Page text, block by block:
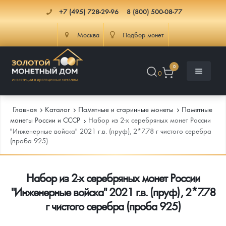
+7 (495) 728-29-96 8 (800) 500-08-77
Москва Подбор монет
0
0
Каталог
Инвестиционные монеты
Монеты Россия и СССР
Памятные и старинные монеты
Как сделать заказ
Подлинность монет
Доставка
Главная Каталог Памятные и старинные монеты
Памятные
монеты России и СССР
Набор из 2-х серебряных монет России
"Инженерные войска" 2021 г.в. (пруф), 2*7.78 г чистого серебра
(проба 925)
Набор из 2-х серебряных монет России
"Инженерные войска" 2021 г.в. (пруф), 2*7.78
г чистого серебра (проба 925)